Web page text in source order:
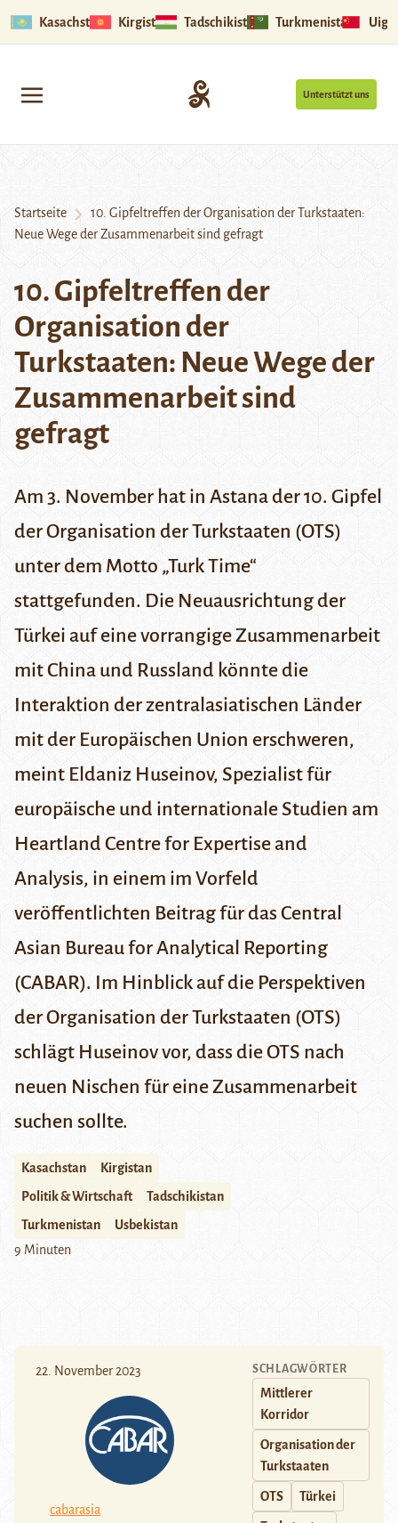
Kasachstan Kirgistan Tadschikistan Turkmenistan
Unterstützt uns
Startseite
10. Gipfeltreffen der Organisation der Turkstaaten:
Neue Wege der Zusammenarbeit sind gefragt
10. Gipfeltreffen der
Organisation der
Turkstaaten: Neue Wege der
Zusammenarbeit sind
gefragt
Am 3. November hat in Astana der 10. Gipfel
der Organisation der Turkstaaten (OTS)
unter dem Motto „Turk Time“
stattgefunden. Die Neuausrichtung der
Türkei auf eine vorrangige Zusammenarbeit
mit China und Russland könnte die
Interaktion der zentralasiatischen Länder
mit der Europäischen Union erschweren,
meint Eldaniz Huseinov, Spezialist für
europäische und internationale Studien am
Heartland Centre for Expertise and
Analysis, in einem im Vorfeld
veröffentlichten Beitrag für das Central
Asian Bureau for Analytical Reporting
(CABAR). Im Hinblick auf die Perspektiven
der Organisation der Turkstaaten (OTS)
schlägt Huseinov vor, dass die OTS nach
neuen Nischen für eine Zusammenarbeit
suchen sollte.
Kasachstan
Kirgistan
Politik & Wirtschaft
Tadschikistan
Turkmenistan
Usbekistan
9 Minuten
22. November 2023
cabarasia
SCHLAGWÖRTER
Mittlerer
Korridor
Organisation der
Turkstaaten
OTS Türkei